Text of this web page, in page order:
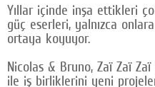
Yıllar içinde inşa ettikleri
güç eserleri, yalnızca
ortaya koyuyor.
Nicolas & Bruno, Zaï Zaï Zaï
ile iş birliklerini yeni